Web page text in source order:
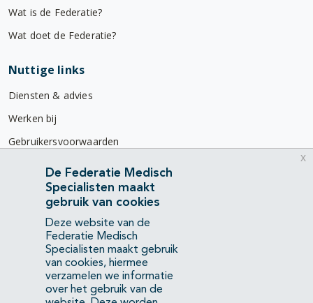
Wat is de Federatie?
Wat doet de Federatie?
Nuttige links
Diensten & advies
Werken bij
Gebruikersvoorwaarden
Privacyverklaring
Contact
Mercatorlaan 1200
3528 BL Utrecht
(088) 505 34 34
info@richtlijnendatabase.nl
De Federatie Medisch
Specialisten maakt
gebruik van cookies
Deze website van de
Federatie Medisch
Specialisten maakt gebruik
van cookies, hiermee
verzamelen we informatie
over het gebruik van de
x